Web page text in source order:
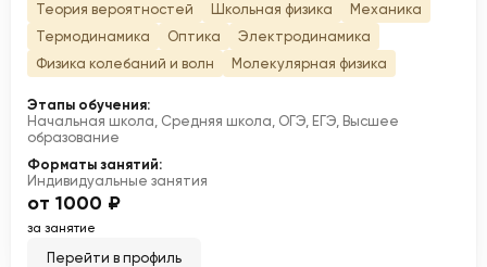
Теория вероятностей
Школьная физика
Механика
Термодинамика
Оптика
Электродинамика
Физика колебаний и волн
Молекулярная физика
Этапы обучения:
Начальная школа, Средняя школа, ОГЭ, ЕГЭ, Высшее
образование
Форматы занятий:
Индивидуальные занятия
от 1000 ₽
за занятие
Перейти в профиль